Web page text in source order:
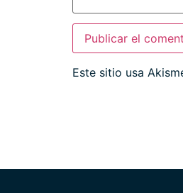
Este sitio usa